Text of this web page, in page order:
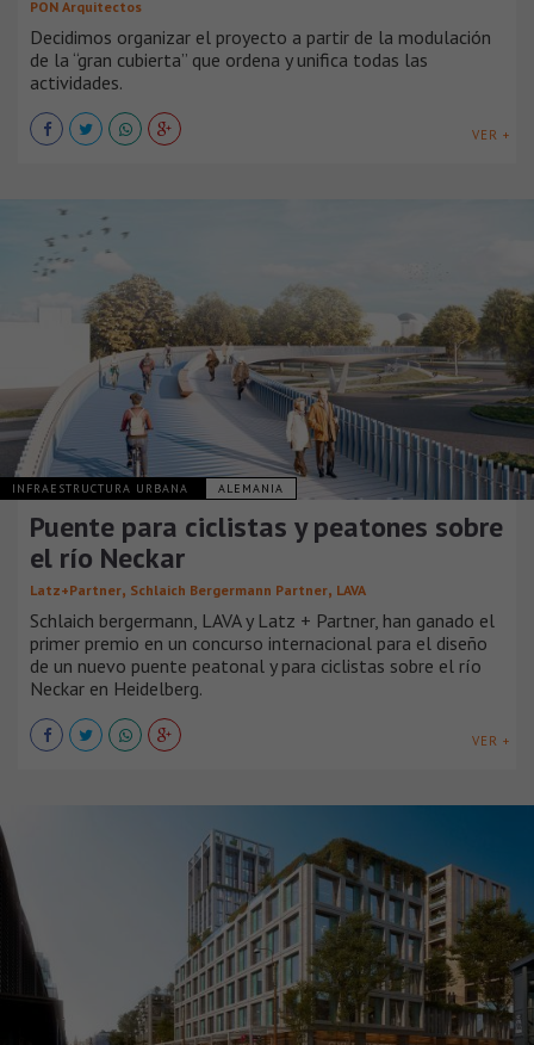
PON Arquitectos
Decidimos organizar el proyecto a partir de la modulación
de la “gran cubierta” que ordena y unifica todas las
actividades.
VER +
INFRAESTRUCTURA URBANA ALEMANIA
Puente para ciclistas y peatones sobre
el río Neckar
Latz+Partner, Schlaich Bergermann Partner, LAVA
Schlaich bergermann, LAVA y Latz + Partner, han ganado el
primer premio en un concurso internacional para el diseño
de un nuevo puente peatonal y para ciclistas sobre el río
Neckar en Heidelberg.
VER +